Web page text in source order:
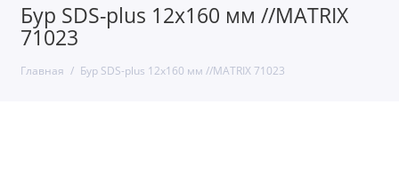
Бур SDS-plus 12х160 мм //MATRIX
71023
Главная Бур SDS-plus 12х160 мм //MATRIX 71023